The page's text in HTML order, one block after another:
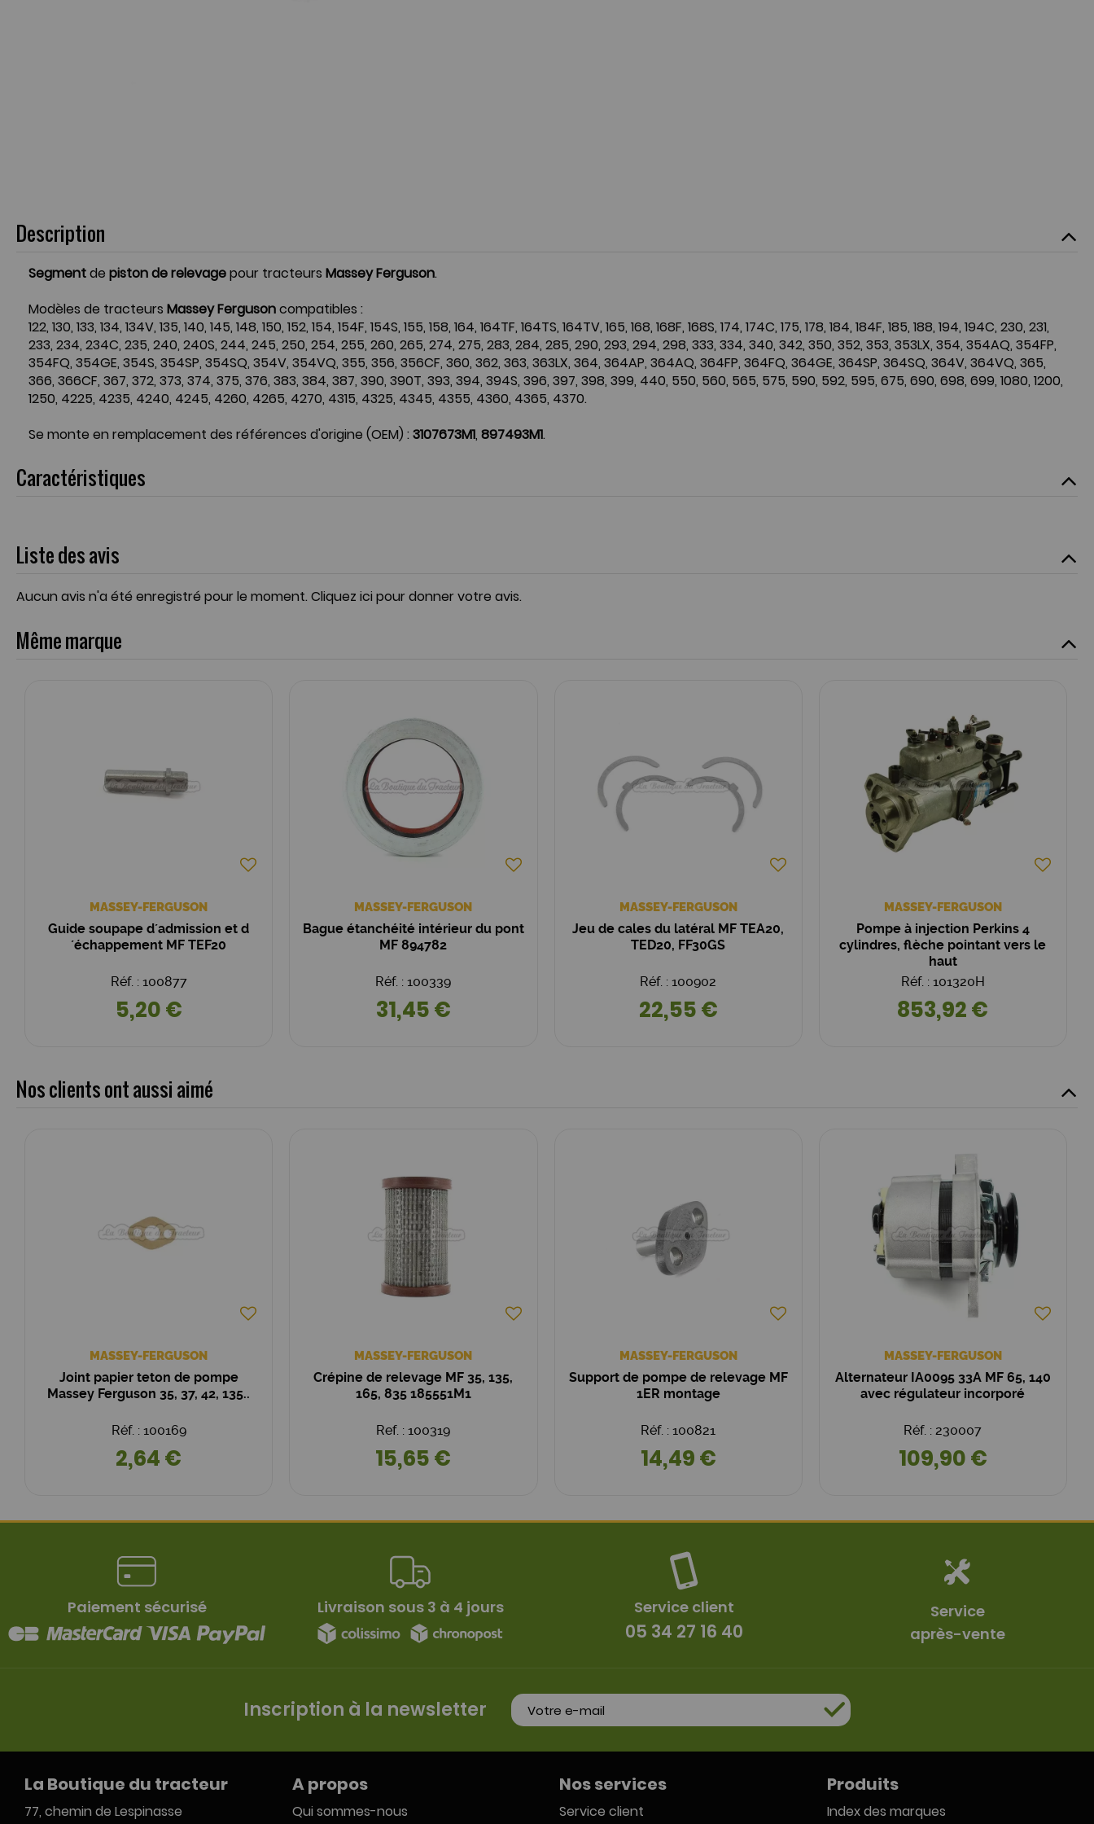
Description
Segmentde piston de relevagepour tracteurs Massey Ferguson.
Modèles de tracteurs Massey Fergusoncompatibles :
122, 130, 133, 134, 134V, 135, 140, 145, 148, 150, 152, 154, 154F, 154S, 155, 158, 164, 164TF, 164TS, 164TV, 165, 168, 168F, 168S, 174, 174C, 175, 178, 184, 184F, 185, 188, 194, 194C, 230, 231,
233, 234, 234C, 235, 240, 240S, 244, 245, 250, 254, 255, 260, 265, 274, 275, 283, 284, 285, 290, 293, 294, 298, 333, 334, 340, 342, 350, 352, 353, 353LX, 354, 354AQ, 354FP,
354FQ, 354GE, 354S, 354SP, 354SQ, 354V, 354VQ, 355, 356, 356CF, 360, 362, 363, 363LX, 364, 364AP, 364AQ, 364FP, 364FQ, 364GE, 364SP, 364SQ, 364V, 364VQ, 365,
366, 366CF, 367, 372, 373, 374, 375, 376, 383, 384, 387, 390, 390T, 393, 394, 394S, 396, 397, 398, 399, 440, 550, 560, 565, 575, 590, 592, 595, 675, 690, 698, 699, 1080, 1200,
1250, 4225, 4235, 4240, 4245, 4260, 4265, 4270, 4315, 4325, 4345, 4355, 4360, 4365, 4370.
Se monte en remplacement des références d'origine (OEM) : 3107673M1, 897493M1.
Caractéristiques
Liste des avis
Aucun avis n'a été enregistré pour le moment. Cliquez ici pour donner votre avis.
Même marque
MASSEY-FERGUSON
Guide soupape d´admission et d
´échappement MF TEF20
Réf. : 100877
5,20 €
MASSEY-FERGUSON
Bague étanchéité intérieur du pont
MF 894782
Réf. : 100339
31,45 €
MASSEY-FERGUSON
Jeu de cales du latéral MF TEA20,
TED20, FF30GS
Réf. : 100902
22,55 €
MASSEY-FERGUSON
Pompe à injection Perkins 4
cylindres, flèche pointant vers le
haut
Réf. : 101320H
853,92 €
Nos clients ont aussi aimé
MASSEY-FERGUSON
Joint papier teton de pompe
Massey Ferguson 35, 37, 42, 135..
Réf. : 100169
2,64 €
MASSEY-FERGUSON
Crépine de relevage MF 35, 135,
165, 835 185551M1
Ref. : 100319
15,65 €
MASSEY-FERGUSON
Support de pompe de relevage MF
1ER montage
Réf. : 100821
14,49 €
MASSEY-FERGUSON
Alternateur IA0095 33A MF 65, 140
avec régulateur incorporé
Réf. : 230007
109,90 €
Paiement sécurisé Livraison sous 3 à 4 jours Service client
05 34 27 16 40
Service
après-vente
Inscription à la newsletter
La Boutique du tracteur
77, chemin de Lespinasse
A propos
Qui sommes-nous
Nos services
Service client
Produits
Index des marques